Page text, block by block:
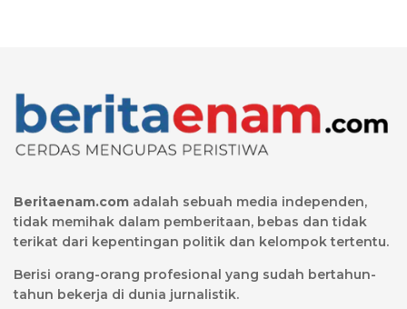
Beritaenam.com adalah sebuah media independen,
tidak memihak dalam pemberitaan, bebas dan tidak
terikat dari kepentingan politik dan kelompok tertentu.
Berisi orang-orang profesional yang sudah bertahun-
tahun bekerja di dunia jurnalistik.